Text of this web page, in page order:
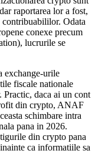
raportarea lor a fost,
contribuabililor. Odata
conexe precum
lucrurile se
exchange-urile
fiscale nationale
daca ai un cont
din crypto, ANAF
schimbare intra
pana in 2026.
din crypto pana
ca informatiile sa